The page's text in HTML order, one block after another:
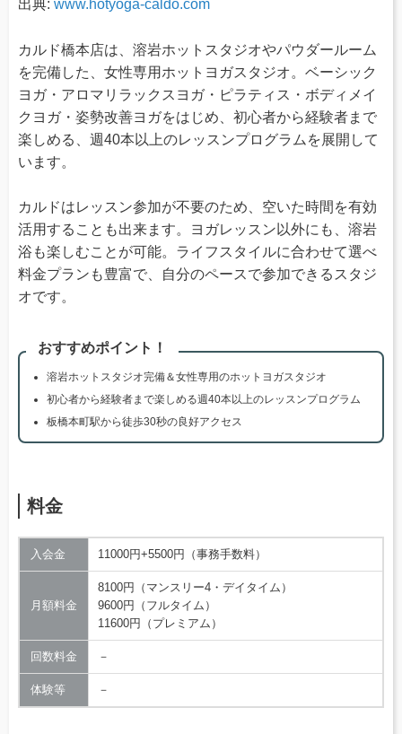
出典: www.hotyoga-caldo.com
カルド橋本店は、溶岩ホットスタジオやパウダールーム
を完備した、女性専用ホットヨガスタジオ。ベーシック
ヨガ・アロマリラックスヨガ・ピラティス・ボディメイ
クヨガ・姿勢改善ヨガをはじめ、初心者から経験者まで
楽しめる、週40本以上のレッスンプログラムを展開して
います。
カルドはレッスン参加が不要のため、空いた時間を有効
活用することも出来ます。ヨガレッスン以外にも、溶岩
浴も楽しむことが可能。ライフスタイルに合わせて選べ
料金プランも豊富で、自分のペースで参加できるスタジ
オです。
おすすめポイント！
溶岩ホットスタジオ完備＆女性専用のホットヨガスタジオ
初心者から経験者まで楽しめる週40本以上のレッスンプログラム
板橋本町駅から徒歩30秒の良好アクセス
料金
入会金 11000円+5500円（事務手数料）
月額料金
8100円（マンスリー4・デイタイム）
9600円（フルタイム）
11600円（プレミアム）
回数料金 －
体験等 －